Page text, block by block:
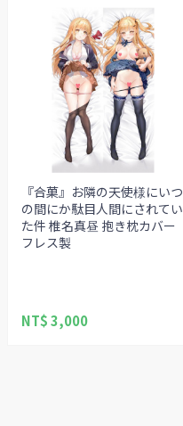
『合菓』お隣の天使様にいつ
の間にか駄目人間にされてい
た件 椎名真昼 抱き枕カバー
フレス製
NT$ 3,000